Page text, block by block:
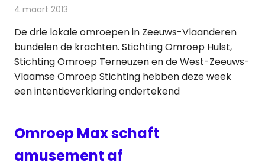
4 maart 2013
De drie lokale omroepen in Zeeuws-Vlaanderen
bundelen de krachten. Stichting Omroep Hulst,
Stichting Omroep Terneuzen en de West-Zeeuws-
Vlaamse Omroep Stichting hebben deze week
een intentieverklaring ondertekend
Omroep Max schaft
amusement af